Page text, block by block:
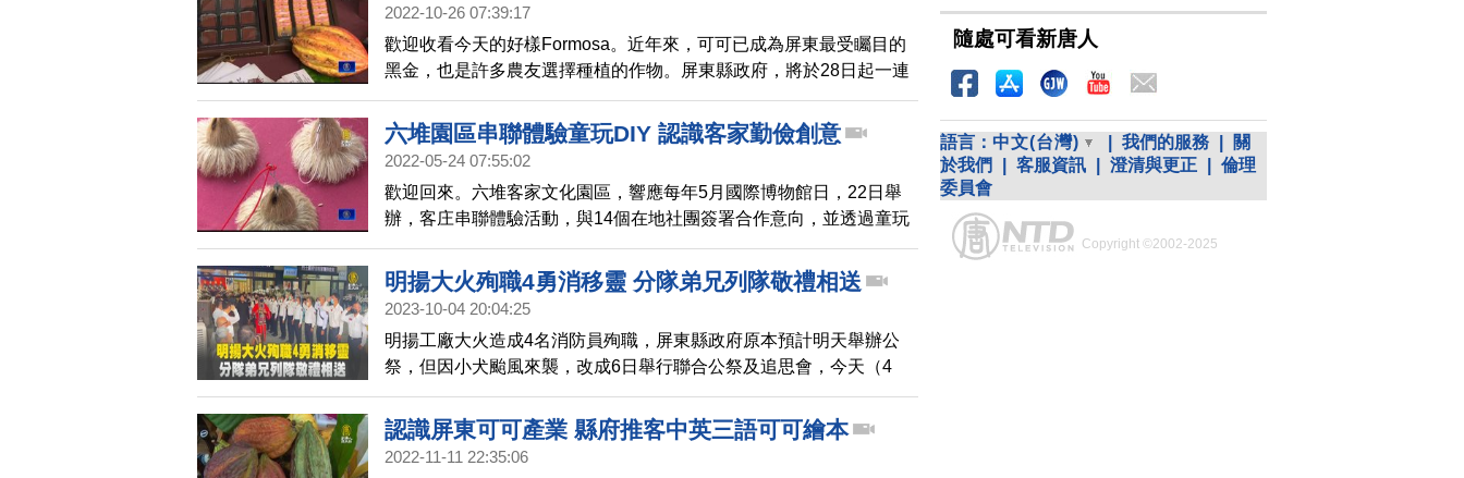
2022-10-26 07:39:17
歡迎收看今天的好樣Formosa。近年來，可可已成為屏東最受矚目的
黑金，也是許多農友選擇種植的作物。屏東縣政府，將於28日起一連
三天，舉辦第二屆台灣巧克力節；今年以「幸福花園」為主題，規劃
七大活動。
六堆園區串聯體驗童玩DIY 認識客家勤儉創意
2022-05-24 07:55:02
歡迎回來。六堆客家文化園區，響應每年5月國際博物館日，22日舉
辦，客庄串聯體驗活動，與14個在地社團簽署合作意向，並透過童玩
DIY等手作，了解客家勤儉創意的生活文化。
明揚大火殉職4勇消移靈 分隊弟兄列隊敬禮相送
2023-10-04 20:04:25
明揚工廠大火造成4名消防員殉職，屏東縣政府原本預計明天舉辦公
祭，但因小犬颱風來襲，改成6日舉行聯合公祭及追思會，今天（4
日）移靈車隊經過屏二分隊時，全隊列隊敬禮，告知任務結束了。
認識屏東可可產業 縣府推客中英三語可可繪本
2022-11-11 22:35:06
隨處可看新唐人
語言： 中文(台灣) 我們的服務
關
於我們
客服資訊 澄清與更正
倫理
委員會
Copyright ©2002-2025